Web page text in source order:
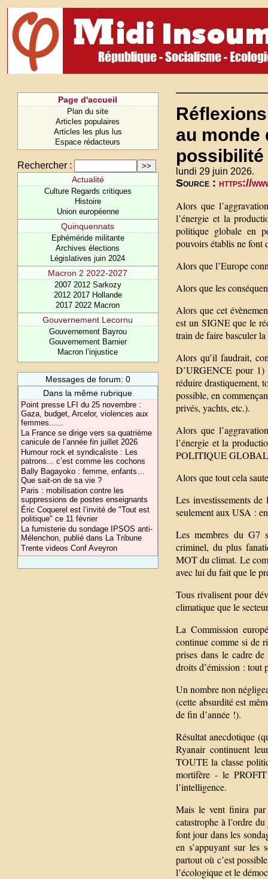
Page d'accueil
Plan du site
Articles populaires
Articles les plus lus
Espace rédacteurs
Rechercher :
Actualité
Culture Regards critiques
Histoire
Union européenne
Quinquennats
Ephéméride militante
Archives élections
Législatives juin 2024
Macron 2 2022-2027
2007 2012 Sarkozy
2012 2017 Hollande
2017 2022 Macron
Gouvernement Lecornu
Gouvernement Bayrou
Gouvernement Barnier
Macron l’injustice
Messages de forum: 0
Dans la même rubrique
Point presse LFI du 25 novembre :
Gaza, budget, Arcelor, violences aux
femmes......
La France se dirige vers sa quatrième
canicule de l’année fin juillet 2026
Humour rock et syndicaliste : Les
patrons... c’est comme les cochons
Bally Bagayoko : femme, enfants…
Que sait-on de sa vie ?
Paris : mobilisation contre les
suppressions de postes enseignants
Éric Coquerel est l’invité de "Tout est
politique" ce 11 février
La fumisterie du sondage IPSOS anti-
Mélenchon, publié dans La Tribune
Trente videos Conf Aveyron
au monde
possibilité
lundi 29 juin 2026.
Source : https://
Alors que
l’énergie et la
politique globale en
pouvoirs établis ne font
Alors que l’Europe
Alors que les
Alors que cet
est un SIGNE que le
train de faire basculer
Alors qu’il faudrait,
D’URGENCE pour
réduire drastiquement,
possible, en
privés, yachts, etc.).
Alors que
l’énergie et la
POLITIQUE
Alors que tout cela
Les investissements
seulement aux USA :
Les membres du G7
criminel, du plus
MOT du climat. Le
avec lui du fait que le
Tous rivalisent pour
climatique que le
La Commission
continue comme si de
prises dans le cadre
droits d’émission : tout
Un nombre non
(cette absurdité est
de fin d’année !).
Résultat anecdotique
Ryanair continuent
TOUTE la classe
mortifère - le
l’intelligence.
Mais le vent finira par
catastrophe à l’ordre
font jour dans les
en s’appuyant sur les
partout où c’est
l’écologique et le